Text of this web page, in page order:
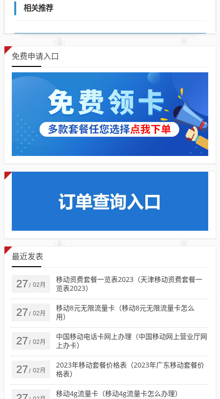
相关推荐
免费申请入口
最近发表
27 / 02月
移动资费套餐一览表2023（天津移动资费套餐一
览表2023）
27 / 02月
移动8元无限流量卡（移动8元无限流量卡怎么
用）
27 / 02月
中国移动电话卡网上办理（中国移动网上营业厅网
上办卡）
27 / 02月
2023年移动套餐价格表（2023年广东移动套餐价
格表）
移动4g流量卡（移动4g流量卡怎么办理）